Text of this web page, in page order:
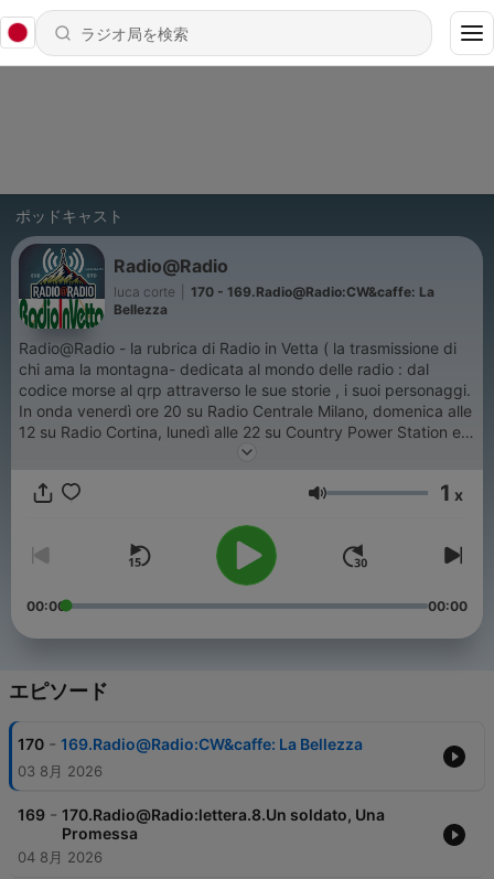
ポッドキャスト
Radio@Radio
luca corte
170 - 169.Radio@Radio:CW&caffe: La
Bellezza
Radio@Radio - la rubrica di Radio in Vetta ( la trasmissione di
chi ama la montagna- dedicata al mondo delle radio : dal
codice morse al qrp attraverso le sue storie , i suoi personaggi.
In onda venerdì ore 20 su Radio Centrale Milano, domenica alle
12 su Radio Cortina, lunedì alle 22 su Country Power Station e
martedì ore 22 su Radio Station One
音量 1 x
00:00 00:00
エピソード
170 - 169.Radio@Radio:CW&caffe: La Bellezza
03 8月 2026
169 - 170.Radio@Radio:lettera.8.Un soldato, Una
Promessa
04 8月 2026